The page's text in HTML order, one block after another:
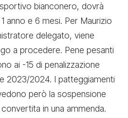
bianconero, dovrà
anno e 6 mesi. Per Maurizio
delegato, viene
a procedere. Pene pesanti
ai -15 di penalizzazione
2023/2024. I patteggiamenti
però la sospensione
in una ammenda.